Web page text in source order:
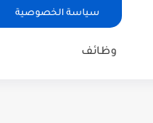
سياسة الخصوصية
وظائف